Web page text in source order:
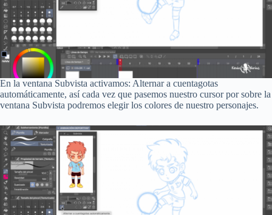
En la ventana Subvista activamos: Alternar a cuentagotas
automáticamente, así cada vez que pasemos nuestro cursor por sobre la
ventana Subvista podremos elegir los colores de nuestro personajes.